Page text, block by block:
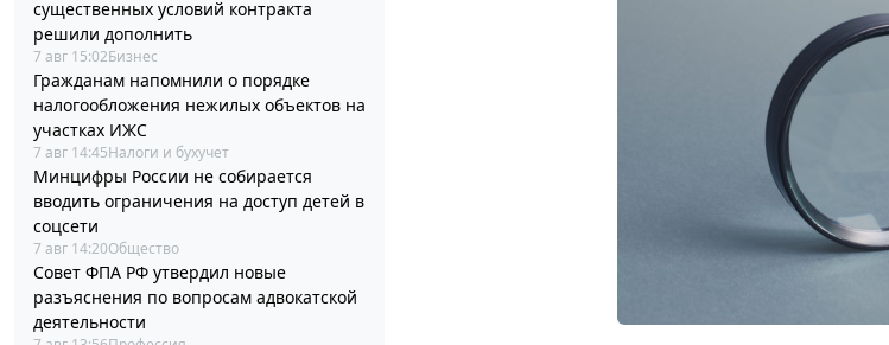
существенных условий контракта
решили дополнить
7 авг 15:02Бизнес
Гражданам напомнили о порядке
налогообложения нежилых объектов на
участках ИЖС
7 авг 14:45Налоги и бухучет
Минцифры России не собирается
вводить ограничения на доступ детей в
соцсети
7 авг 14:20Общество
Совет ФПА РФ утвердил новые
разъяснения по вопросам адвокатской
деятельности